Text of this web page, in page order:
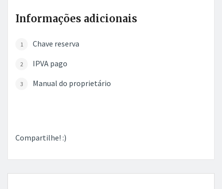
Informações adicionais
Chave reserva
IPVA pago
Manual do proprietário
Compartilhe! :)